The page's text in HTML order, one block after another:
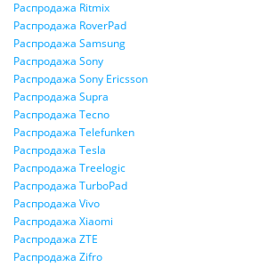
Распродажа Ritmix
Распродажа RoverPad
Распродажа Samsung
Распродажа Sony
Распродажа Sony Ericsson
Распродажа Supra
Распродажа Tecno
Распродажа Telefunken
Распродажа Tesla
Распродажа Treelogic
Распродажа TurboPad
Распродажа Vivo
Распродажа Xiaomi
Распродажа ZTE
Распродажа Zifro